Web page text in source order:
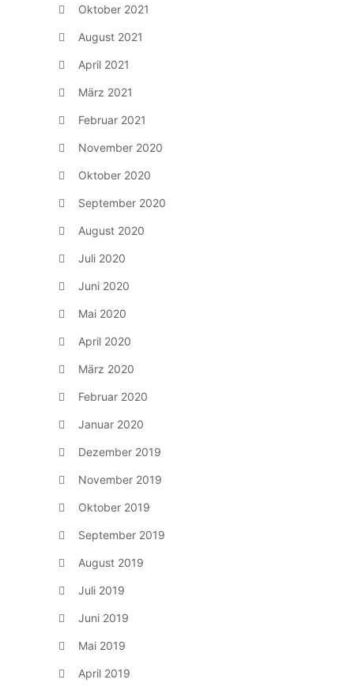
Oktober 2021
August 2021
April 2021
März 2021
Februar 2021
November 2020
Oktober 2020
September 2020
August 2020
Juli 2020
Juni 2020
Mai 2020
April 2020
März 2020
Februar 2020
Januar 2020
Dezember 2019
November 2019
Oktober 2019
September 2019
August 2019
Juli 2019
Juni 2019
Mai 2019
April 2019